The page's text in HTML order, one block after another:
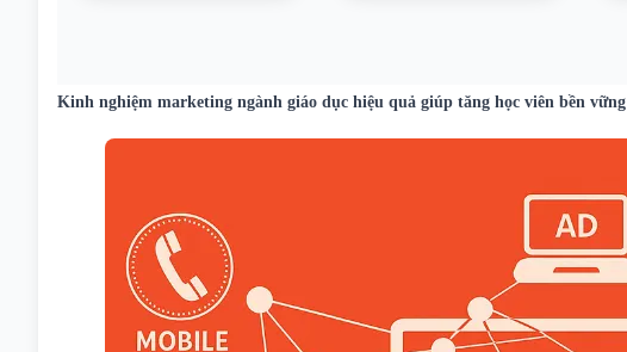
Kinh nghiệm marketing ngành giáo dục hiệu quả giúp tăng học viên bền vững